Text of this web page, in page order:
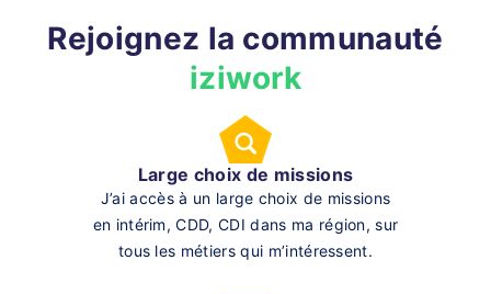
Rejoignez la communauté
iziwork
Large choix de missions
J’ai accès à un large choix de missions
en intérim, CDD, CDI dans ma région, sur
tous les métiers qui m’intéressent.